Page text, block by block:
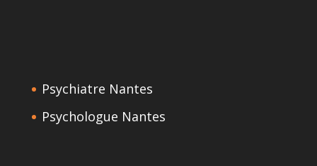
Psychiatre Nantes
Psychologue Nantes